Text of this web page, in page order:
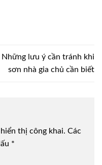
Những lưu ý cần tránh khi
sơn nhà gia chủ cần biết
thị công khai. Các
*